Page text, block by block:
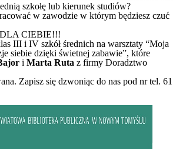
szkołę lub kierunek studiów?
w zawodzie w którym będziesz czuć
CIEBIE!!!
III i IV szkół średnich na warsztaty “Moja
siebie dzięki świetnej zabawie”, które
i Marta Ruta z firmy Doradztwo
Zapisz się dzwoniąc do nas pod nr tel. 61